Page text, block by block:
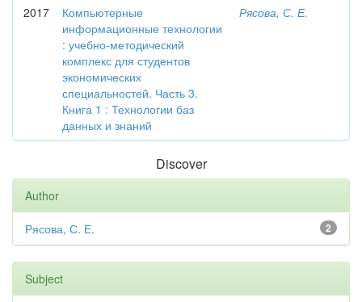
2017
Компьютерные
информационные технологии
: учебно-методический
комплекс для студентов
экономических
специальностей. Часть 3.
Книга 1 : Технологии баз
данных и знаний
Рясова, С. Е.
Discover
Author
2
Рясова, С. Е.
Subject